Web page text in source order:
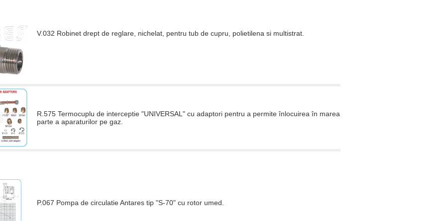
V.032 Robinet drept de reglare, nichelat, pentru tub de cupru, polietilena si multistrat.
R.575 Termocuplu de interceptie "UNIVERSAL" cu adaptori pentru a permite înlocuirea în marea
parte a aparaturilor pe gaz.
P.067 Pompa de circulatie Antares tip "S-70" cu rotor umed.